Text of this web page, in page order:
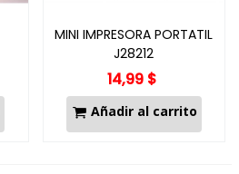
MINI IMPRESORA PORTATIL
J28212
14,99 $
Añadir al carrito